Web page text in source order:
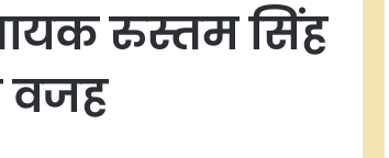
रुस्तम सिंह
वजह